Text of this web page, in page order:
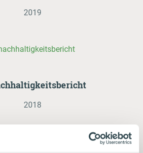
2019
2018